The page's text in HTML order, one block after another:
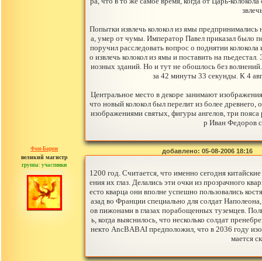
Попытки извлечь колокол из ямы
а, умер от чумы. Император Павел приказал было
поручил расследовать вопрос о поднятии
о извлечь колокол из ямы и поставить на
иозных зданий. Но и тут не обошлось без
за 42 минуты 33 секунды. К 4
Центральное место в декоре занимают
что новый колокол был перелит из более древнего,
изображениями святых, фигуры ангелов, три
р Иван Федоров
Фон-Барон
великий магистр
группа: участники
сообщений: 3391
добавлено: 05-08-2006 18:16
1200 год. Считается, что именно сегодня
ения их глаз. Делались эти очки из прозрачного
есто кварца они вполне успешно пользовались
азад во Франции специально для солдат
ов пижонами в глазах порабощенных туземцев.
ь, когда выяснилось, что несколько солдат
некто AncBABAI предположил, что в 2036 году
мается